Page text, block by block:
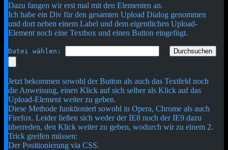
Dazu fangen wir erst mal mit den Elementen an.
Ich habe ein Div für den gesamten Upload Dialog genommen
und dort neben einem Label und dem eigentlichen Upload-
Element noch eine Textbox und einen Button eingefügt.
Datei wählen: Durchsuchen
Jetzt bekommen sowohl der Button als auch das Textfeld noch
die Anweisung, einen Klick auf sich selber als Klick auf das
Upload-Element weiter zu geben.
Diese Methode funktioniert sowohl in Opera, Chrome als auch
Firefox. Leider ließen sich weder der IE8 noch der IE9 dazu
überreden, den Klick weiter zu geben, wodurch wir zu einem 2.
Trick greifen müssen:
Der Positionierung via CSS.